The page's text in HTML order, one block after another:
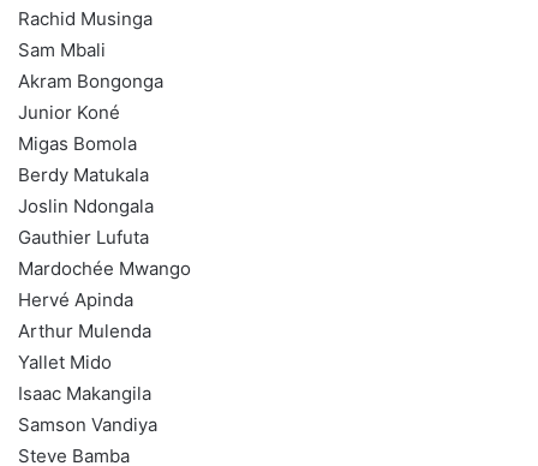
Rachid Musinga
Sam Mbali
Akram Bongonga
Junior Koné
Migas Bomola
Berdy Matukala
Joslin Ndongala
Gauthier Lufuta
Mardochée Mwango
Hervé Apinda
Arthur Mulenda
Yallet Mido
Isaac Makangila
Samson Vandiya
Steve Bamba